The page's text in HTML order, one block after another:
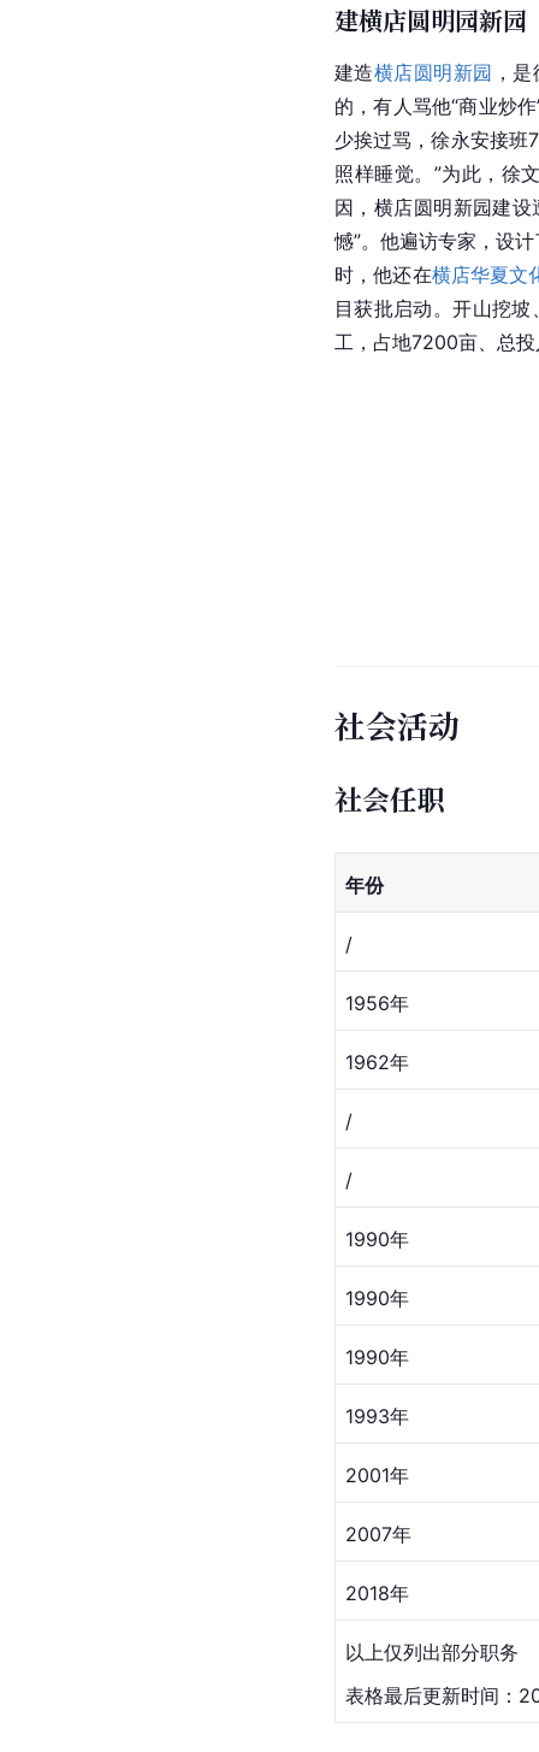
建横店圆明园新园
建造横店圆明新园 ，
的，有人骂他“商业炒
少挨过骂，徐永安接班
照样睡觉。”为此，徐
因，横店圆明新园建设
憾”。他遍访专家，设
时，他还在横店华夏文
目获批启动。开山挖
工，占地7200亩、总
社会活动
社会任职
年份
/
1956年
1962年
/
/
1990年
1990年
1990年
1993年
2001年
2007年
2018年
以上仅列出部分职务
表格最后更新时间：